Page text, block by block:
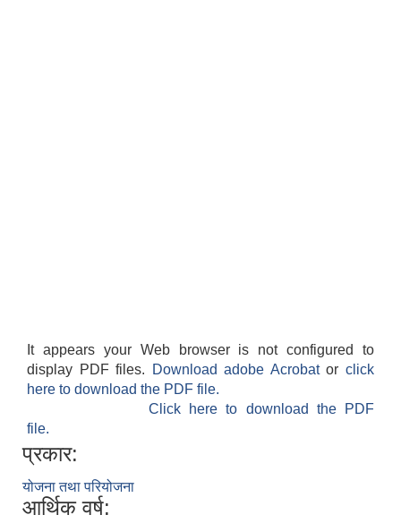
It appears your Web browser is not configured to
display PDF files.
Download adobe Acrobatorclick
here to download the PDF file.
Click here to download the PDF
file.
प्रकार:
योजना तथा परियोजना
आर्थिक वर्ष: